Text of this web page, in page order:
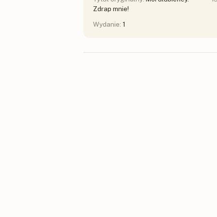
Zdrap mnie!
Wydanie: 1